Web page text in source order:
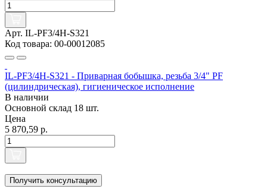
Арт. IL-PF3/4H-S321
Код товара: 00-00012085
IL-PF3/4H-S321 - Приварная бобышка, резьба 3/4" PF
(цилиндрическая), гигиеническое исполнение
В наличии
Основной склад 18 шт.
Цена
5 870,59 р.
Получить консультацию